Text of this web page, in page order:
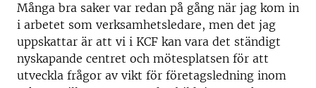
Många bra saker var redan på gång när jag kom in
i arbetet som verksamhetsledare, men det jag
uppskattar är att vi i KCF kan vara det ständigt
nyskapande centret och mötesplatsen för att
utveckla frågor av vikt för företagsledning inom